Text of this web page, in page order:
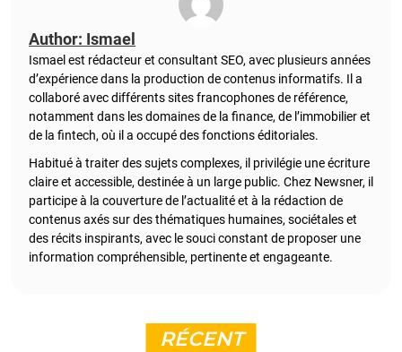
Author: Ismael
Ismael est rédacteur et consultant SEO, avec plusieurs années
d’expérience dans la production de contenus informatifs. Il a
collaboré avec différents sites francophones de référence,
notamment dans les domaines de la finance, de l’immobilier et
de la fintech, où il a occupé des fonctions éditoriales.
Habitué à traiter des sujets complexes, il privilégie une écriture
claire et accessible, destinée à un large public. Chez Newsner, il
participe à la couverture de l’actualité et à la rédaction de
contenus axés sur des thématiques humaines, sociétales et
des récits inspirants, avec le souci constant de proposer une
information compréhensible, pertinente et engageante.
RÉCENT